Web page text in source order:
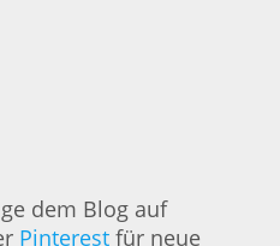
dem Blog auf
Pinterest für neue